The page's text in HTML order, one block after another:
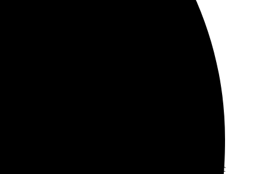
в срок, упаковка надежная. Получила
легко: выбрала фото, загрузила, определилась с